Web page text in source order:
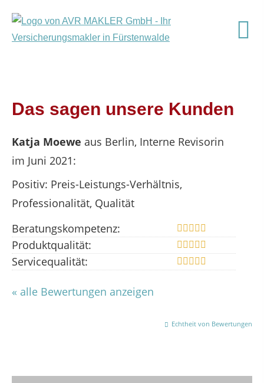
Das sagen unsere Kunden
Katja Moewe aus Berlin, Interne Revisorin
im Juni 2021:
Positiv: Preis-Leistungs-Verhältnis,
Professionalität, Qualität
Beratungskompetenz:
Produktqualität:
Servicequalität:
« alle Bewertungen anzeigen
Echtheit von Bewertungen